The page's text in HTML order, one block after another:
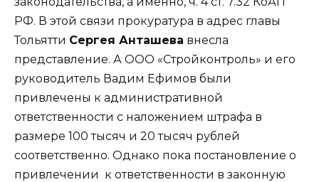
РФ. В этой связи прокуратура в адрес главы
Тольятти Сергея Анташева внесла
представление. А ООО «Стройконтроль» и его
руководитель Вадим Ефимов были
привлечены к административной
ответственности с наложением штрафа в
размере 100 тысяч и 20 тысяч рублей
соответственно. Однако пока постановление о
привлечении к ответственности в законную